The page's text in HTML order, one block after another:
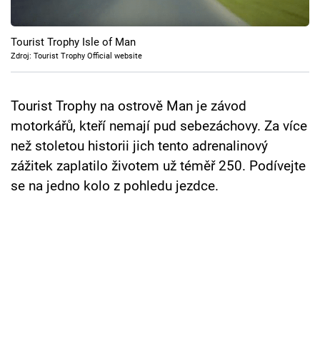
Pořady
Sledujte prima+
Přihlášení
Tourist Trophy Isle of Man
Zdroj: Tourist Trophy Official website
Tourist Trophy na ostrově Man je závod
motorkářů, kteří nemají pud sebezáchovy. Za více
než stoletou historii jich tento adrenalinový
zážitek zaplatilo životem už téměř 250. Podívejte
se na jedno kolo z pohledu jezdce.